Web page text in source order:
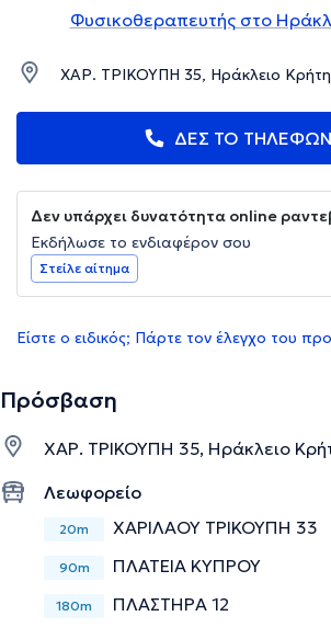
Φυσικοθεραπευτής στο
ΧΑΡ. ΤΡΙΚΟΥΠΗ 35, Ηράκλειο
ΔΕΣ ΤΟ
Δεν υπάρχει δυνατότητα online
Εκδήλωσε το ενδιαφέρον σου
Στείλε αίτημα
Είστε ο ειδικός; Πάρτε τον έλεγχο του
Πρόσβαση
ΧΑΡ. ΤΡΙΚΟΥΠΗ 35, Ηράκλειο
Λεωφορείο
20m ΧΑΡΙΛΑΟΥ ΤΡΙΚΟΥΠΗ 33
90m ΠΛΑΤΕΙΑ ΚΥΠΡΟΥ
180m ΠΛΑΣΤΗΡΑ 12